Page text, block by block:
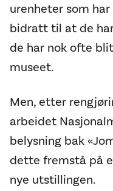
urenheter som
bidratt til at de
de har nok ofte
museet.
Men, etter
arbeidet
belysning bak
dette fremstå på
nye utstillingen.